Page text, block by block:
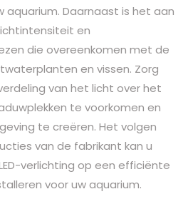
aquarium. Daarnaast is het aan
en
die overeenkomen met de
en vissen. Zorg
van het licht over het
te voorkomen en
te creëren. Het volgen
van de fabrikant kan u
verlichting op een efficiënte
voor uw aquarium.